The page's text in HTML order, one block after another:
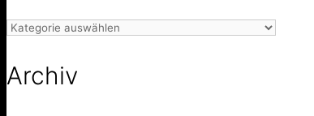
Kategorien
Archiv